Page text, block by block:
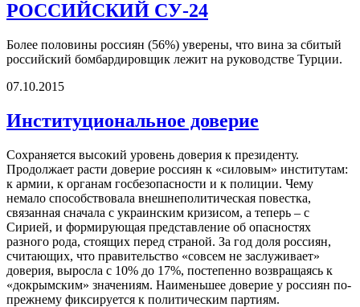
РОССИЙСКИЙ СУ-24
Более половины россиян (56%) уверены, что вина за сбитый
российский бомбардировщик лежит на руководстве Турции.
07.10.2015
Институциональное доверие
Сохраняется высокий уровень доверия к президенту.
Продолжает расти доверие россиян к «силовым» институтам:
к армии, к органам госбезопасности и к полиции. Чему
немало способствовала внешнеполитическая повестка,
связанная сначала с украинским кризисом, а теперь – с
Сирией, и формирующая представление об опасностях
разного рода, стоящих перед страной. За год доля россиян,
считающих, что правительство «совсем не заслуживает»
доверия, выросла с 10% до 17%, постепенно возвращаясь к
«докрымским» значениям. Наименьшее доверие у россиян по-
прежнему фиксируется к политическим партиям.